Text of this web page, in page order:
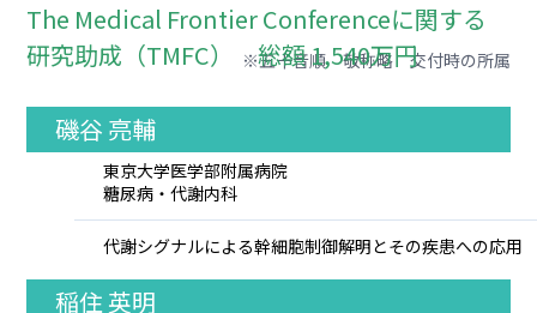
The Medical Frontier Conferenceに関する
研究助成（TMFC） 総額 1,540万円
※五十音順 敬称略 交付時の所属
磯谷 亮輔
東京大学医学部附属病院
糖尿病・代謝内科
代謝シグナルによる幹細胞制御解明とその疾患への応用
稲住 英明